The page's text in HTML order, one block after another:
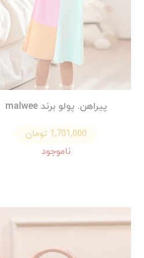
پیراهن. پولو برند malwee
1,701,000 تومان
ناموجود